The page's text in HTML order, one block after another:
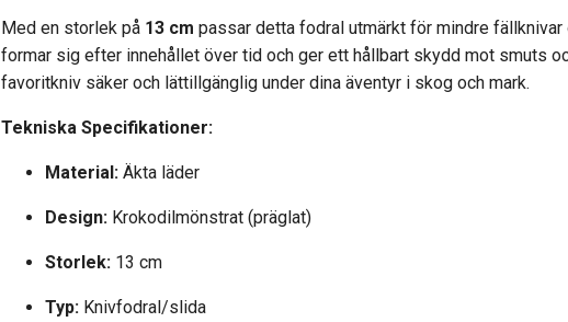
Med en storlek på 13 cm passar detta fodral utmärkt för mindre fällknivar
formar sig efter innehållet över tid och ger ett hållbart skydd mot smuts
favoritkniv säker och lättillgänglig under dina äventyr i skog och mark.
Tekniska Specifikationer:
Material: Äkta läder
Design: Krokodilmönstrat (präglat)
Storlek: 13 cm
Typ: Knivfodral/slida